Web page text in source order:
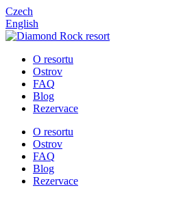
Czech
English
O resortu
Ostrov
FAQ
Blog
Rezervace
O resortu
Ostrov
FAQ
Blog
Rezervace